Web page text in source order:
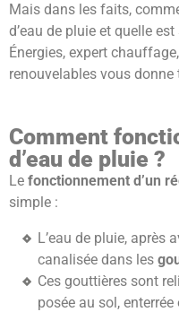
Mais dans les faits,
d’eau de pluie et quelle
Énergies, expert
renouvelables vous donne
Comment
d’eau de pluie ?
Le fonctionnement d’un
simple :
L’eau de pluie, après
canalisée dans les
Ces gouttières sont
posée au sol, enterrée